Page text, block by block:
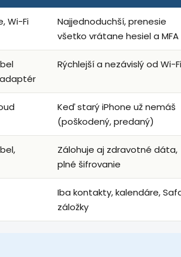
Wi-Fi
Najjednoduchší, prenesie
všetko vrátane hesiel a MFA
Rýchlejší a nezávislý od Wi-Fi
Keď starý iPhone už nemáš
(poškodený, predaný)
Zálohuje aj zdravotné dáta,
plné šifrovanie
Iba kontakty, kalendáre,
záložky